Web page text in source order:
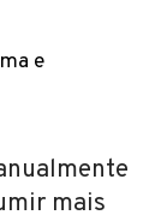
e
mais